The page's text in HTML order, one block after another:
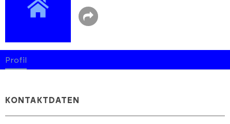
Profil
KONTAKTDATEN